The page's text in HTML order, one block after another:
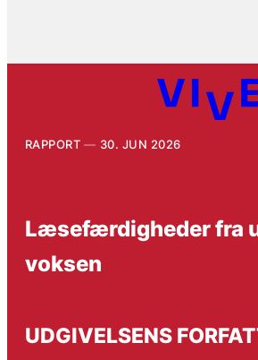
RAPPORT 30. JUN 2026
Læsefærdigheder fra
voksen
UDGIVELSENS